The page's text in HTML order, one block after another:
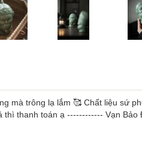
mà trông lạ lắm 🥰 Chất liệu sứ
thì thanh toán ạ ------------ Vạn Bảo